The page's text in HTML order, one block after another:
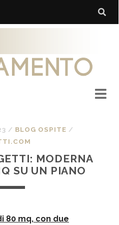
/ BLOG OSPITE /
MODERNA
SU UN PIANO
80 mq, con due